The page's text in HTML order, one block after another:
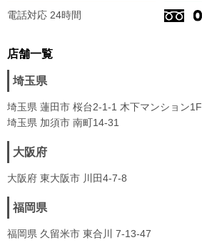
電話対応 24時間
店舗一覧
埼玉県
埼玉県 蓮田市 桜台2-1-1 木下マンション1F
埼玉県 加須市 南町14-31
大阪府
大阪府 東大阪市 川田4-7-8
福岡県
福岡県 久留米市 東合川 7-13-47